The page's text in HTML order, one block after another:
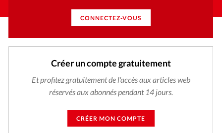
CONNECTEZ-VOUS
Créer un compte gratuitement
Et profitez gratuitement de l'accès aux articles web
réservés aux abonnés pendant 14 jours.
CRÉER MON COMPTE